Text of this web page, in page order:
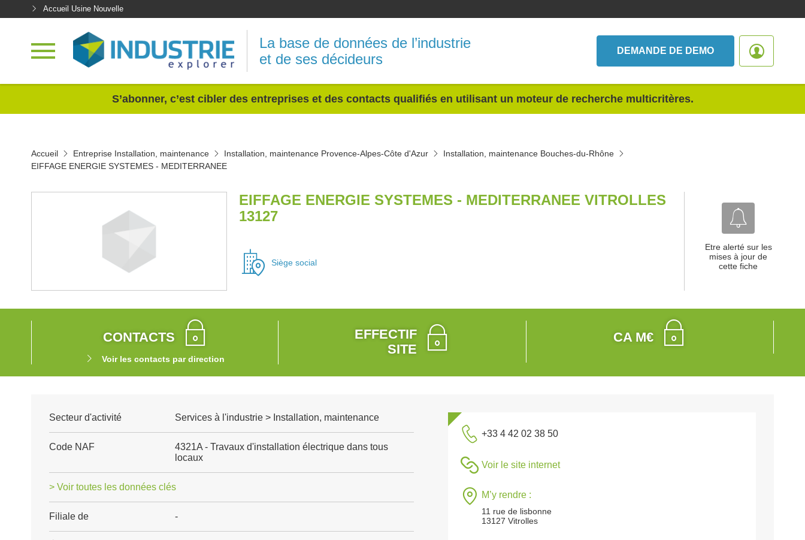
Accueil Usine Nouvelle
La base de données de l’industrie
et de ses décideurs
DEMANDE DE DEMO
S’abonner, c’est cibler des entreprises et des contacts qualifiés en utilisant un moteur de recherche multicritères.
Accueil Entreprise Installation, maintenance Installation, maintenance Provence-Alpes-Côte d'Azur
Installation, maintenance Bouches-du-Rhône
EIFFAGE ENERGIE SYSTEMES - MEDITERRANEE
EIFFAGE ENERGIE SYSTEMES - MEDITERRANEE VITROLLES
13127
Siège social
Etre alerté sur les
mises à jour de
cette fiche
CONTACTS
Voir les contacts par direction
EFFECTIF
SITE
CA M€
Secteur d'activité Services à l'industrie > Installation, maintenance
Code NAF
4321A - Travaux d'installation électrique dans tous
locaux
> Voir toutes les données clés
Filiale de -
+33 4 42 02 38 50
Voir le site internet
M’y rendre :
11 rue de lisbonne
13127 Vitrolles